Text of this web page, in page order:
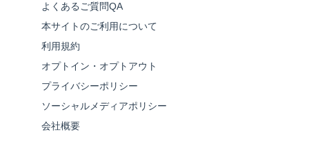
よくあるご質問QA
本サイトのご利用について
利用規約
オプトイン・オプトアウト
プライバシーポリシー
ソーシャルメディアポリシー
会社概要